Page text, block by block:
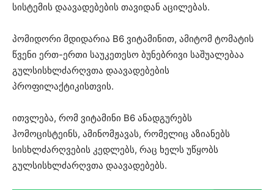
სისტემის დაავადებების თავიდან აცილებას.
პომიდორი მდიდარია B6 ვიტამინით, ამიტომ ტომატის
წვენი ერთ-ერთი საუკეთესო ბუნებრივი საშუალებაა
გულსისხლძარღვთა დაავადებების
პროფილაქტიკისთვის.
ითვლება, რომ ვიტამინი B6 ანადგურებს
ჰომოცისტეინს, ამინომჟავას, რომელიც აზიანებს
სისხლძარღვების კედლებს, რაც ხელს უწყობს
გულსისხლძარღვთა დაავადებებს.